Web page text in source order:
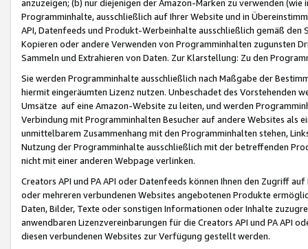
anzuzeigen; (b) nur diejenigen der Amazon-Marken zu verwenden
Programminhalte, ausschließlich auf Ihrer Website und in
API, Datenfeeds und Produkt-Werbeinhalte ausschließlich gemäß
Kopieren oder andere Verwenden von Programminhalten zugunsten
Sammeln und Extrahieren von Daten. Zur Klarstellung: Zu den
Sie werden Programminhalte ausschließlich nach Maßgabe der
hiermit eingeräumten Lizenz nutzen. Unbeschadet des Vorstehenden
Umsätze auf eine Amazon-Website zu leiten, und werden
Verbindung mit Programminhalten Besucher auf andere Websites als
unmittelbarem Zusammenhang mit den Programminhalten stehen,
Nutzung der Programminhalte ausschließlich mit der betreffenden
nicht mit einer anderen Webpage verlinken.
Creators API und PA API oder Datenfeeds können Ihnen den Zugriff
oder mehreren verbundenen Websites angebotenen Produkte
Daten, Bilder, Texte oder sonstigen Informationen oder Inhalte
anwendbaren Lizenzvereinbarungen für die Creators API und PA API
diesen verbundenen Websites zur Verfügung gestellt werden.